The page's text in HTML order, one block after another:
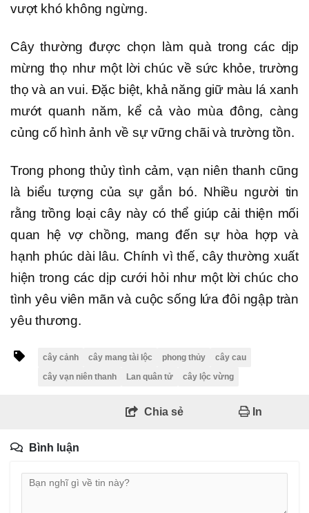
vượt khó không ngừng.
Cây thường được chọn làm quà trong các dịp
mừng thọ như một lời chúc về sức khỏe, trường
thọ và an vui. Đặc biệt, khả năng giữ màu lá xanh
mướt quanh năm, kể cả vào mùa đông, càng
củng cố hình ảnh về sự vững chãi và trường tồn.
Trong phong thủy tình cảm, vạn niên thanh cũng
là biểu tượng của sự gắn bó. Nhiều người tin
rằng trồng loại cây này có thể giúp cải thiện mối
quan hệ vợ chồng, mang đến sự hòa hợp và
hạnh phúc dài lâu. Chính vì thế, cây thường xuất
hiện trong các dịp cưới hỏi như một lời chúc cho
tình yêu viên mãn và cuộc sống lứa đôi ngập tràn
yêu thương.
cây cảnh cây mang tài lộc phong thủy
cây cau
cây vạn niên thanh
Lan quân tử cây lộc vừng
Chia sẻ In
Bình luận